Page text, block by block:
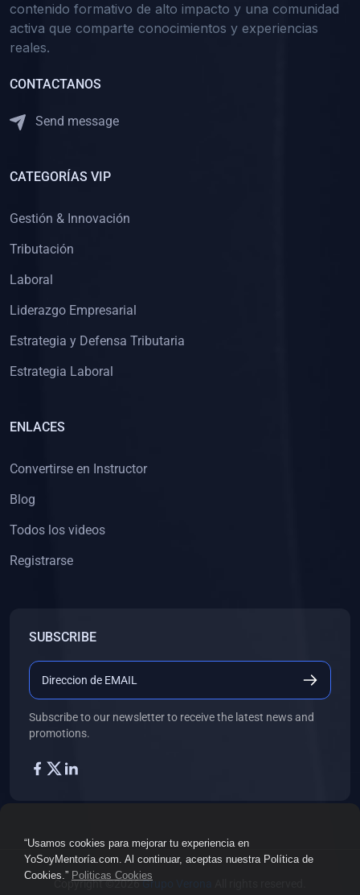
“Usamos cookies para mejorar tu experiencia en
YoSoyMentoría.com. Al continuar, aceptas nuestra Política de
Cookies.” Politicas Cookies
contenido formativo de alto impacto y una comunidad
activa que comparte conocimientos y experiencias
reales.
CONTACTANOS
Send message
CATEGORÍAS VIP
Gestión & Innovación
Tributación
Laboral
Liderazgo Empresarial
Estrategia y Defensa Tributaria
Estrategia Laboral
ENLACES
Convertirse en Instructor
Blog
Todos los videos
Registrarse
SUBSCRIBE
Subscribe to our newsletter to receive the latest news and
promotions.
Copyright ©2026Grupo Verona